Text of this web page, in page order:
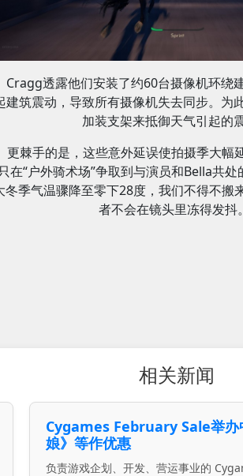
Cragg透露他们安装了约60台摄像机环绕
建筑震动，导致所有摄像机失去同步。为
加装支架来抵御天气引起的震
更棘手的是，这些意外延误使拍摄季大幅
在“户外骑术场”争取到与演员和Bella共处
冬季气温骤降至零下28度，我们不得不搬
者不会在镜头里冻得发抖
相关新闻
Cygames February Sale举办
娘》等作优惠
负责游戏企划、开发、营运事业的